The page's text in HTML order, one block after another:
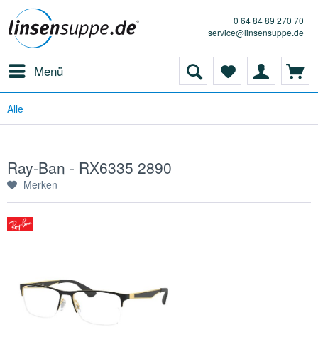
0 64 84 89 270 70
service@linsensuppe.de
Menü
Alle
Ray-Ban - RX6335 2890
Merken